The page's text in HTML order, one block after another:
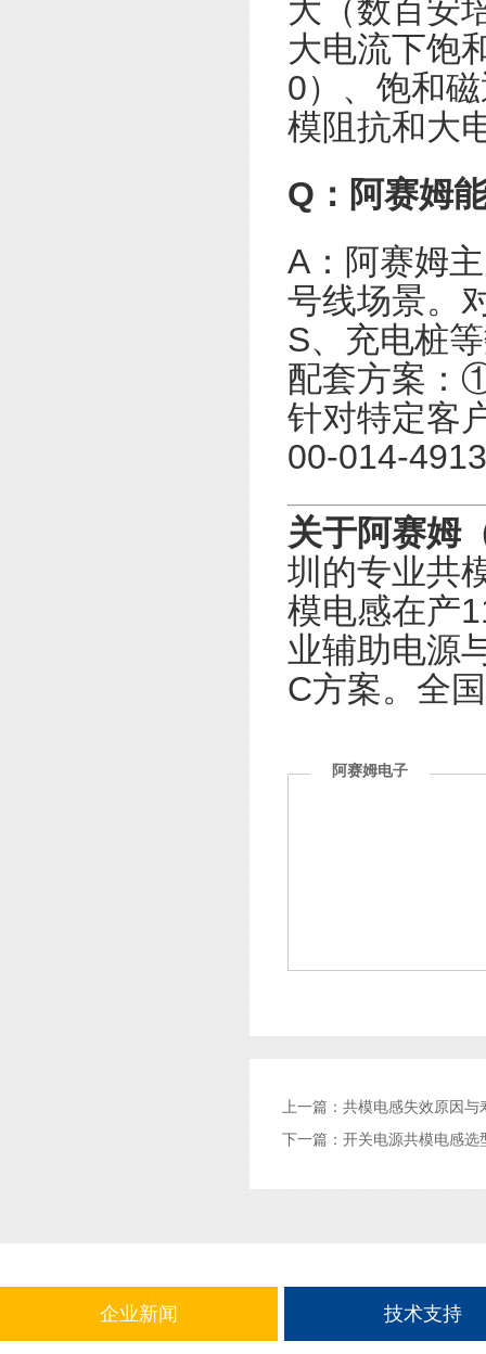
大（数百安
大电流下饱
0）、饱和
模阻抗和大
Q：阿赛姆
A：阿赛姆
号线场景。
S、充电桩
配套方案：
针对特定客
00-014-
关于阿赛姆
圳的专业共
模电感在产
业辅助电源
C方案。全
阿赛姆电子
上一篇： 共模电感失效原因与
下一篇： 开关电源共模电感选
企业新闻 技术支持